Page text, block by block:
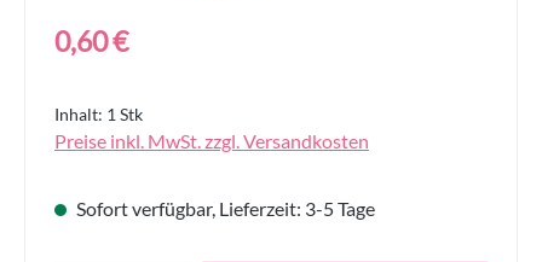
Regulärer Preis:
0,60 €
Inhalt: 1 Stk
Preise inkl. MwSt. zzgl. Versandkosten
Sofort verfügbar, Lieferzeit: 3-5 Tage